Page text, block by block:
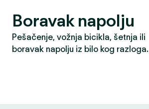
Boravak napolju
Pešačenje, vožnja bicikla, šetnja ili
boravak napolju iz bilo kog razloga.